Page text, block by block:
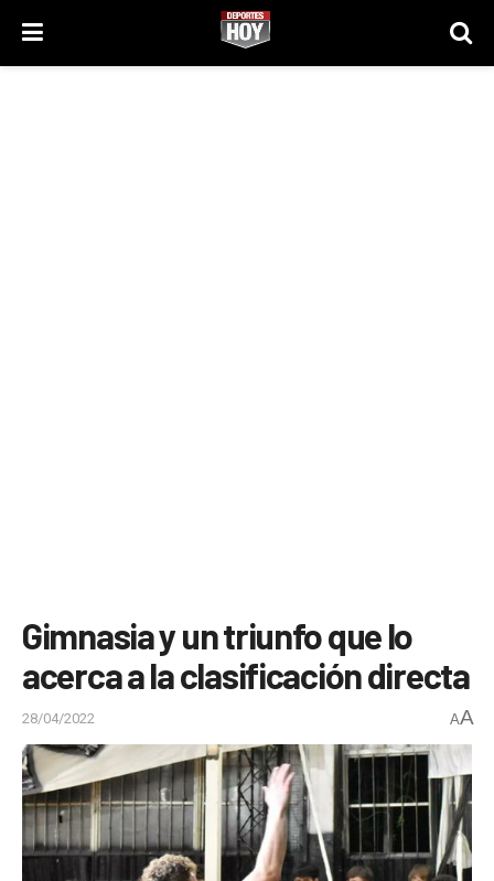
Gimnasia y un triunfo que lo
acerca a la clasificación directa
28/04/2022 AA